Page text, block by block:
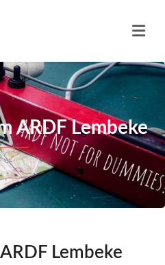
ARDF Lembeke
Lembeke